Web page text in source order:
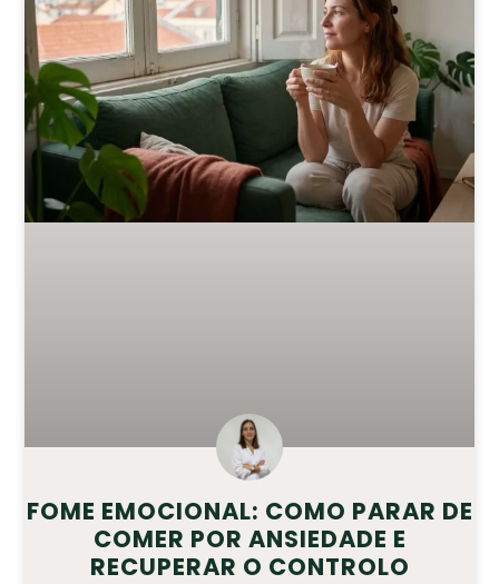
FOME EMOCIONAL: COMO PARAR DE
COMER POR ANSIEDADE E
RECUPERAR O CONTROLO